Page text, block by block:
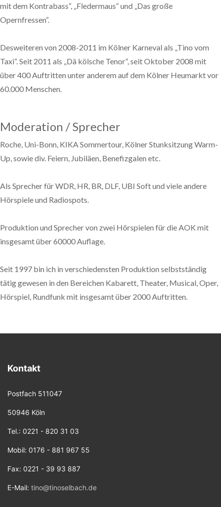
mit dem Kontrabass“, „Fledermaus“ und „Das große
Opernfressen“.
Desweiteren von 2008-2011 im Kölner Karneval als „Tino vom
Taxi“. Seit 2011 als „Dä kölsche Tenor“, seit Oktober 2008 mit
über 400 Auftritten unter anderem auf dem Kölner Heumarkt vor
60.000 Menschen.
Moderation / Sprecher
Roche, Uni-Bonn, KIKA Sommertour, Kölner Stunksitzung Warm-
Up, sowie div. Feiern, Jubiläen, Benefizgalen etc.
Als Sprecher für WDR, HR, BR, DLF, UBI Soft und viele andere
Hörspiele und Radiospots.
Produktion und Sprecher von zwei Hörspielen für die AOK mit
insgesamt über 60000 Auflage.
Seit 1997 bin ich in verschiedensten Produktion selbstständig
tätig gewesen in den Bereichen Kabarett, Theater, Musical, Oper,
Hörspiel, Rundfunk mit insgesamt über 2000 Auftritten.
Kontakt
Postfach 511047
50946 Köln
Tel.: 0221 - 820 31 03
Mobil: 0176 - 881 967 55
Fax: 0221 - 39 93 887
E-Mail: tino@tinoselbach.de